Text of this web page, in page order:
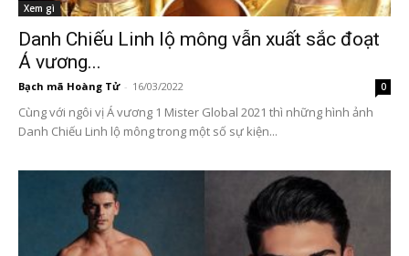
Xem gì
Danh Chiếu Linh lộ mông vẫn xuất sắc đoạt
Á vương...
Bạch mã Hoàng Tử - 16/03/2022 0
Cùng với ngôi vị Á vương 1 Mister Global 2021 thì những hình ảnh
Danh Chiếu Linh lộ mông trong một số sự kiện...